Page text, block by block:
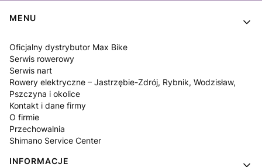
Linki w stopce
MENU
Oficjalny dystrybutor Max Bike
Serwis rowerowy
Serwis nart
Rowery elektryczne – Jastrzębie-Zdrój, Rybnik, Wodzisław,
Pszczyna i okolice
Kontakt i dane firmy
O firmie
Przechowalnia
Shimano Service Center
INFORMACJE